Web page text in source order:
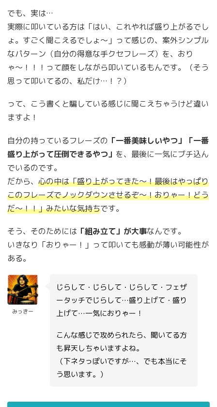
でも、実は…
実際に叩いている方は「はい、これやれば盛り上がるでし
ょ。すごく聞こえるでしょ〜」って感じの、案外シンプル
なパターン（自分の得意な手クセフレーズ）を、おり
ゃ〜！！！って顔をしながら叩いているもんです。（そう
思って叩いてるの、私だけ…！？）
って、こう書くと騙している感じに聞こえちゃうけど違い
ますよ！
自分の持っているフレーズの 「一番美味しいやつ」「一番
盛り上がって圧倒できるやつ」 を、最後に一気にブチ込ん
でいるのです。
だから、 心の中は「盛り上がってきた〜！最後はやっぱり
このフレーズでノックダウンさせるぞ〜！おりゃー！どう
だ〜！！」みたいな気持ちです。
そう、そのためには 「組み立て」が大事なんです。
いきなり「おりゃー！」って叩いても感動が薄い可能性が
ある。
みっきー
じらして・じらして・じらして・フェザ
ータッチでじらして…盛り上げて・盛り
上げて…一気におりゃー！
こんな感じで攻められたら、聞いてる方
も昇天しちゃいますよね。
（下ネタっぽいですが…、でも本当にそ
う思います。）